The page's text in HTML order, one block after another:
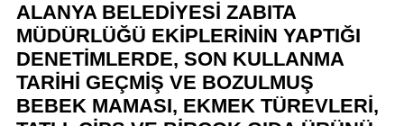
ALANYA BELEDİYESİ ZABITA
MÜDÜRLÜĞÜ EKİPLERİNİN YAPTIĞI
DENETİMLERDE, SON KULLANMA
TARİHİ GEÇMİŞ VE BOZULMUŞ
BEBEK MAMASI, EKMEK TÜREVLERİ,